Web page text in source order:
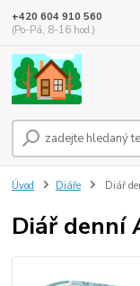
+420 604 910 560
(Po-Pá, 8-16 hod.)
Úvod Diáře Diář
Diář denní